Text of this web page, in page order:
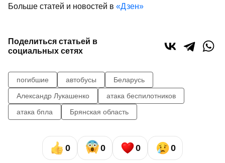
Больше статей и новостей в «Дзен»
Поделиться статьей в
социальных сетях
погибшие автобусы
Беларусь
Александр Лукашенко
атака беспилотников
атака бпла
Брянская область
0 0 0 0